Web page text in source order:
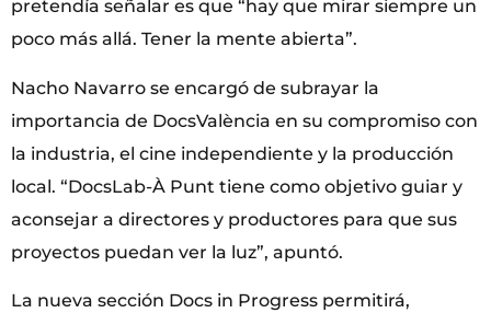
pretendía señalar es que “hay que mirar siempre un
poco más allá. Tener la mente abierta”.
Nacho Navarro se encargó de subrayar la
importancia de DocsValència en su compromiso con
la industria, el cine independiente y la producción
local. “DocsLab-À Punt tiene como objetivo guiar y
aconsejar a directores y productores para que sus
proyectos puedan ver la luz”, apuntó.
La nueva sección Docs in Progress permitirá,